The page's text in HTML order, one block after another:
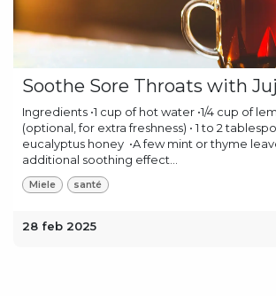
Soothe Sore Throats with
Ingredients •1 cup of hot water •1/4 cup of
(optional, for extra freshness) • 1 to 2
eucalyptus honey •A few mint or thyme
additional soothing effect...
Miele santé
28 feb 2025